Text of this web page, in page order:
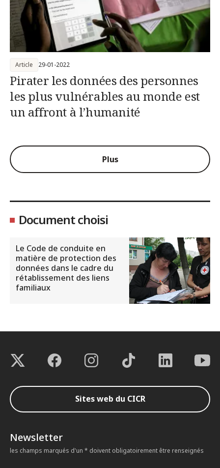
Pirater les données des personnes
les plus vulnérables au monde est
un affront à l’humanité
Article 29-01-2022
Plus
Document choisi
Le Code de conduite en
matière de protection des
données dans le cadre du
rétablissement des liens
familiaux
Sites web du CICR
Newsletter
les champs marqués d'un * doivent obligatoirement être renseignés